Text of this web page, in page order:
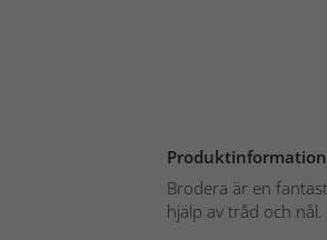
Produktinformation
Brodera är en
hjälp av tråd och